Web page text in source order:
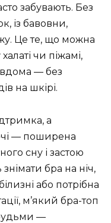
забувають. Без
із бавовни,
Це те, що можна
чи піжамі,
— без
на шкірі.
а
— поширена
сну і застою
бра на ніч,
або потрібна
м’який бра-топ
—